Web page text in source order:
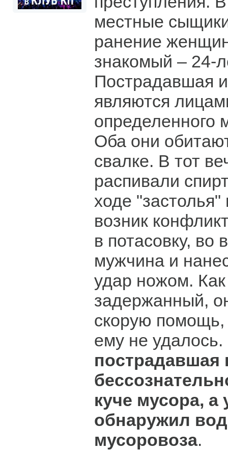
местные
ранение
знакомый – 24-
Пострадавшая
являются
определенного
Оба они
свалке. В тот
распивали
ходе
возник
в потасовку, во
мужчина и
удар ножом. Как
задержанный,
скорую помощь,
ему не удалось.
пострадавшая
куче мусора, а
обнаружил
мусоровоза.